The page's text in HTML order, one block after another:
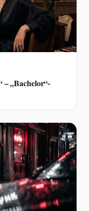
„Bachelor“-